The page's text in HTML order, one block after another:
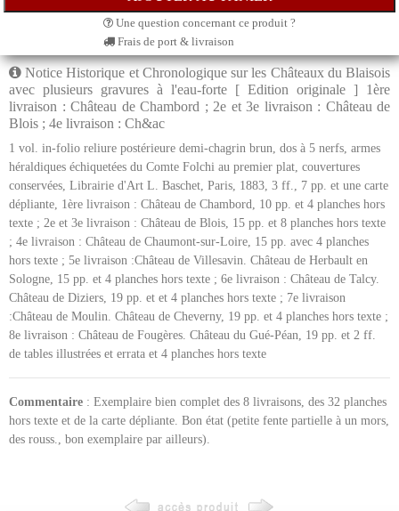
Une question concernant ce produit ?
Frais de port & livraison
Notice Historique et Chronologique sur les Châteaux du Blaisois
avec plusieurs gravures à l'eau-forte [ Edition originale ] 1ère
livraison : Château de Chambord ; 2e et 3e livraison : Château de
Blois ; 4e livraison : Ch&ac
1 vol. in-folio reliure postérieure demi-chagrin brun, dos à 5 nerfs, armes
héraldiques échiquetées du Comte Folchi au premier plat, couvertures
conservées, Librairie d'Art L. Baschet, Paris, 1883, 3 ff., 7 pp. et une carte
dépliante, 1ère livraison : Château de Chambord, 10 pp. et 4 planches hors
texte ; 2e et 3e livraison : Château de Blois, 15 pp. et 8 planches hors texte
; 4e livraison : Château de Chaumont-sur-Loire, 15 pp. avec 4 planches
hors texte ; 5e livraison :Château de Villesavin. Château de Herbault en
Sologne, 15 pp. et 4 planches hors texte ; 6e livraison : Château de Talcy.
Château de Diziers, 19 pp. et et 4 planches hors texte ; 7e livraison
:Château de Moulin. Château de Cheverny, 19 pp. et 4 planches hors texte ;
8e livraison : Château de Fougères. Château du Gué-Péan, 19 pp. et 2 ff.
de tables illustrées et errata et 4 planches hors texte
Commentaire : Exemplaire bien complet des 8 livraisons, des 32 planches
hors texte et de la carte dépliante. Bon état (petite fente partielle à un mors,
des rouss., bon exemplaire par ailleurs).